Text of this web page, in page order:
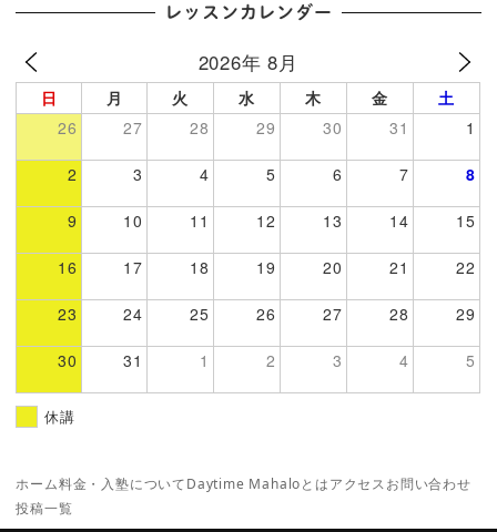
レッスンカレンダー
2026年 8月
日 月 火 水 木 金
土
26
27 28 29 30 31 1
2 3 4 5 6 7 8
9 10 11 12 13 14 15
16 17 18 19 20 21 22
23 24 25 26 27 28 29
30 31 1 2 3 4 5
休講
ホーム料金・入塾についてDaytime Mahaloとはアクセスお問い合わせ
投稿一覧